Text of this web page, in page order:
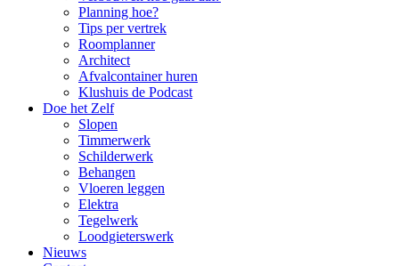
Planning hoe?
Tips per vertrek
Roomplanner
Architect
Afvalcontainer huren
Klushuis de Podcast
Doe het Zelf
Slopen
Timmerwerk
Schilderwerk
Behangen
Vloeren leggen
Elektra
Tegelwerk
Loodgieterswerk
Nieuws